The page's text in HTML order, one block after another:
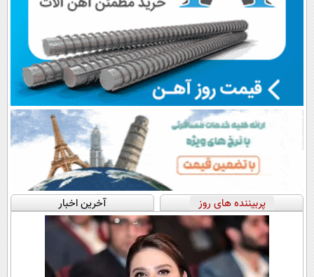
پربیننده های روز آخرین اخبار